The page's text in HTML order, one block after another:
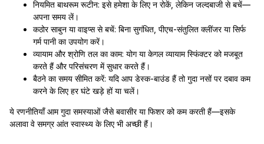
नियमित बाथरूम रूटीन: इसे हमेशा के लिए न रोकें, लेकिन जल्दबाजी से बचें—
अपना समय लें।
कठोर साबुन या वाइप्स से बचें: बिना सुगंधित, पीएच-संतुलित क्लींजर या सिर्फ
गर्म पानी का उपयोग करें।
व्यायाम और श्रोणि तल का काम: योग या केगल व्यायाम स्फिंक्टर को मजबूत
करते हैं और परिसंचरण में सुधार करते हैं।
बैठने का समय सीमित करें: यदि आप डेस्क-बाउंड हैं तो गुदा नसों पर दबाव कम
करने के लिए हर घंटे खड़े हों या चलें।
ये रणनीतियाँ आम गुदा समस्याओं जैसे बवासीर या फिशर को कम करती हैं—इसके
अलावा वे समग्र आंत स्वास्थ्य के लिए भी अच्छी हैं।